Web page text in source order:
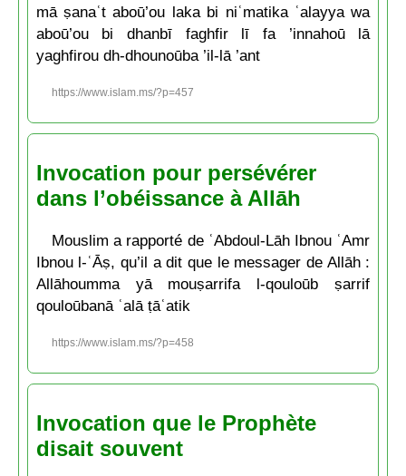
mā ṣanaʿt aboū’ou laka bi niʿmatika ʿalayya wa
aboū’ou bi dhanbī faghfir lī fa ’innahoū lā
yaghfirou dh-dhounoūba ’il-lā ’ant
https://www.islam.ms/?p=457
Invocation pour persévérer
dans l’obéissance à Allāh
Mouslim a rapporté de ʿAbdoul-Lāh Ibnou ʿAmr
Ibnou l-ʿĀṣ, qu’il a dit que le messager de Allāh :
Allāhoumma yā mouṣarrifa l-qouloūb ṣarrif
qouloūbanā ʿalā ṭāʿatik
https://www.islam.ms/?p=458
Invocation que le Prophète
disait souvent